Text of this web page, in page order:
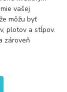
vašej
môžu byť
plotov a stĺpov.
zároveň